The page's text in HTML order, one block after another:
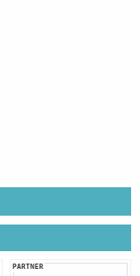
PARTNER